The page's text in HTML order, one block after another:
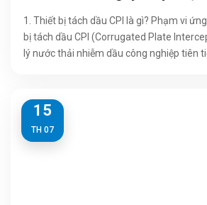
kế và thông số kỹ thuật thiết
1. Thiết bị tách dầu CPI là gì? Phạm vi
bị tách dầu CPI (Corrugated Plate
lý nước thải nhiễm dầu công nghiệp tiên
15
TH 07